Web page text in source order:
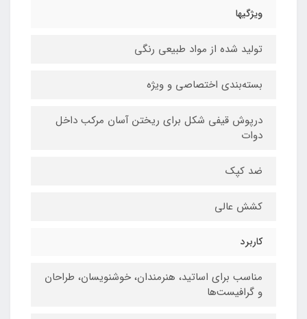
ویژگیها
تولید شده از مواد طبیعی رنگی
بسته‌بندی اختصاصی و ویژه
درپوش قیفی شکل برای ریختن آسان مرکب داخل
دوات
ضد کپک
کشش عالی
کاربرد
مناسب برای اساتید، هنرمندان، خوشنویسان، طراحان
و گرافیست‌ها